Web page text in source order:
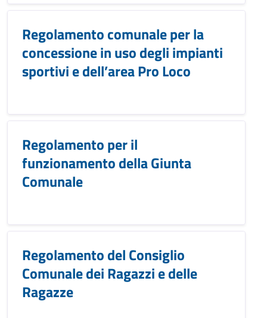
Regolamento comunale per la
concessione in uso degli impianti
sportivi e dell’area Pro Loco
Regolamento per il
funzionamento della Giunta
Comunale
Regolamento del Consiglio
Comunale dei Ragazzi e delle
Ragazze